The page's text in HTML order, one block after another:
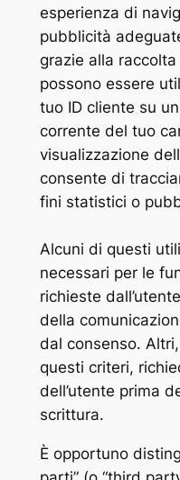
esperienza di
pubblicità
grazie alla
possono essere
tuo ID cliente su
corrente del tuo
visualizzazione
consente di
fini statistici o
Alcuni di questi
necessari per le
richieste
della
dal consenso.
questi criteri,
dell’utente prima
scrittura.
È opportuno